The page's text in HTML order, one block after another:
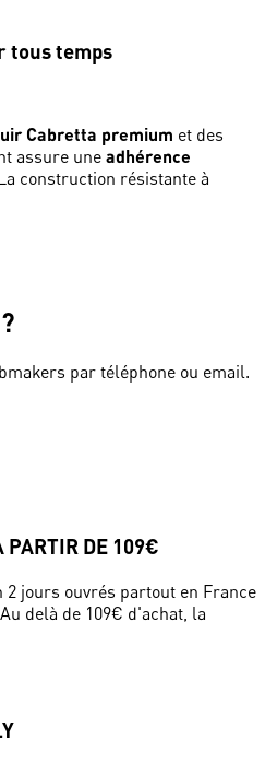
tous temps
Cabretta premium et des
assure une adhérence
construction résistante à
par téléphone ou email.
PARTIR DE 109€
jours ouvrés partout en France
delà de 109€ d'achat, la